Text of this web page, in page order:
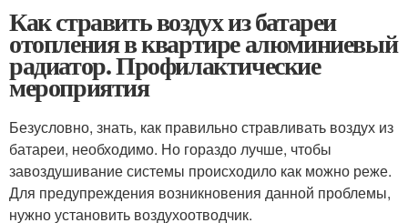
Как стравить воздух из батареи
отопления в квартире алюминиевый
радиатор. Профилактические
мероприятия
Безусловно, знать, как правильно стравливать воздух из
батареи, необходимо. Но гораздо лучше, чтобы
завоздушивание системы происходило как можно реже.
Для предупреждения возникновения данной проблемы,
нужно установить воздухоотводчик.